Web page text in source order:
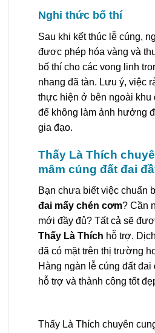
Nghi thức bố thí
Sau khi kết thúc lễ cúng,
được phép hóa vàng và
bố thí cho các vong linh
nhang đã tàn. Lưu ý, việc
thực hiện ở bên ngoài khu
để không làm ảnh hưởng
gia đạo.
Thấy Là Thích
mâm cúng đất đai
Bạn chưa biết việc chuẩn
đai mấy chén cơm? Cần
mới đầy đủ? Tất cả sẽ
Thấy Là Thích hỗ trợ.
đã có mặt trên thị trường
Hàng ngàn lễ cúng đất
hỗ trợ và thành công tốt
Thấy Là Thích chuyên